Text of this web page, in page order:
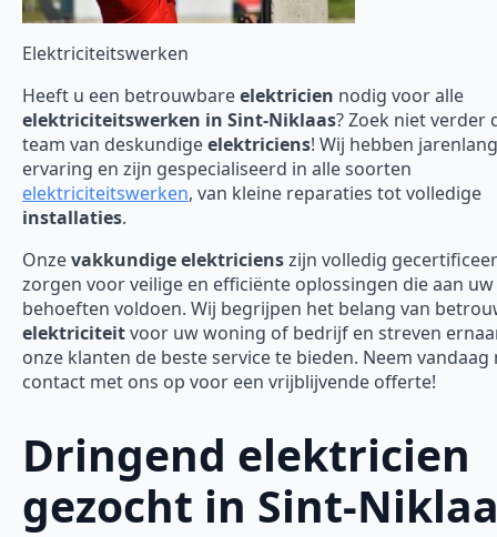
Elektriciteitswerken
Heeft u een betrouwbareelektricien nodig voor alle
elektriciteitswerken in Sint-Niklaas? Zoek niet verder
team van deskundigeelektriciens! Wij hebben
ervaring en zijn gespecialiseerd in alle soorten
elektriciteitswerken, van kleine reparaties tot volledige
installaties.
Onzevakkundige elektricienszijn volledig
zorgen voor veilige en efficiënte oplossingen die aan uw
behoeften voldoen. Wij begrijpen het belang van
elektriciteitvoor uw woning of bedrijf en streven
onze klanten de beste service te bieden. Neem vandaag
contact met ons op voor een vrijblijvende offerte!
Dringend elektricien
gezocht in Sint-